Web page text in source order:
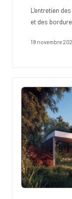
L'entretien
et des
19 novembre